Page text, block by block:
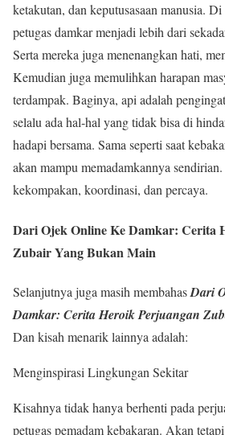
ketakutan, dan keputusasaan manusia.
petugas damkar menjadi lebih dari
Serta mereka juga menenangkan hati,
Kemudian juga memulihkan harapan
terdampak. Baginya, api adalah
selalu ada hal-hal yang tidak bisa di
hadapi bersama. Sama seperti saat
akan mampu memadamkannya
kekompakan, koordinasi, dan percaya.
Dari Ojek Online Ke Damkar: Cerita
Zubair Yang Bukan Main
Selanjutnya juga masih membahasDari
Damkar: Cerita Heroik Perjuangan
Dan kisah menarik lainnya adalah:
Menginspirasi Lingkungan Sekitar
Kisahnya tidak hanya berhenti pada
petugas pemadam kebakaran. Akan